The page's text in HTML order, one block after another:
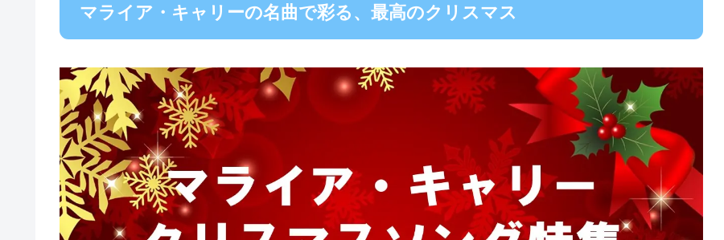
マライア・キャリーの名曲で彩る、最高のクリスマス